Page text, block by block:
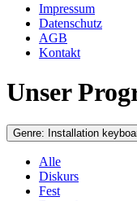
Impressum
Datenschutz
AGB
Kontakt
Unser
Genre: Installation
Alle
Diskurs
Fest